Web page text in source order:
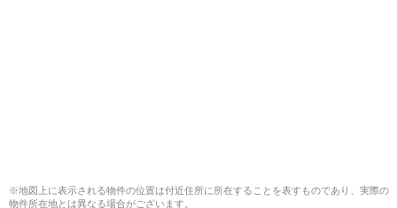
※地図上に表示される物件の位置は付近住所に所在することを表すものであり、実際の
物件所在地とは異なる場合がございます。